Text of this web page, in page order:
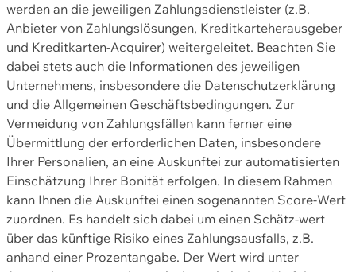
werden an die jeweiligen Zahlungsdienstleister (z.B.
Anbieter von Zahlungslösungen, Kreditkarteherausgeber
und Kreditkarten-Acquirer) weitergeleitet. Beachten Sie
dabei stets auch die Informationen des jeweiligen
Unternehmens, insbesondere die Datenschutzerklärung
und die Allgemeinen Geschäftsbedingungen. Zur
Vermeidung von Zahlungsfällen kann ferner eine
Übermittlung der erforderlichen Daten, insbesondere
Ihrer Personalien, an eine Auskunftei zur automatisierten
Einschätzung Ihrer Bonität erfolgen. In diesem Rahmen
kann Ihnen die Auskunftei einen sogenannten Score-Wert
zuordnen. Es handelt sich dabei um einen Schätz-wert
über das künftige Risiko eines Zahlungsausfalls, z.B.
anhand einer Prozentangabe. Der Wert wird unter